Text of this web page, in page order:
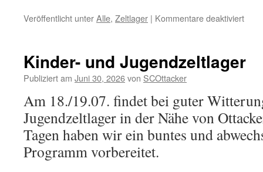
Veröffentlicht unterAlle, Zeltlager | Kommentare deaktiviertfür
Kinder- und Jugendzeltlager
Publiziert am Juni 30, 2026von SCOttacker
Am 18./19.07. findet bei guter
Jugendzeltlager in der Nähe von
Tagen haben wir ein buntes und
Programm vorbereitet.